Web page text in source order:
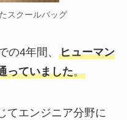
スクールバッグ
の4年間、 ヒューマン
っていました。
てエンジニア分野に